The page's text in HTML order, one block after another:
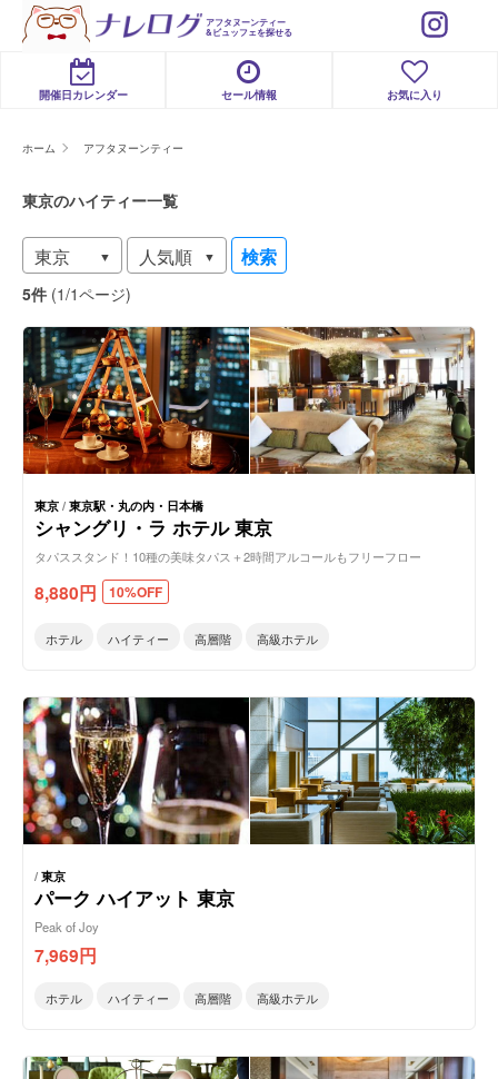
アフタヌーンティー
&ビュッフェを探せる
開催日カレンダー セール情報 お気に入り
ホーム アフタヌーンティー
東京のハイティー一覧
検索
5件 (1/1ページ)
東京/東京駅・丸の内・日本橋
シャングリ・ラ ホテル 東京
タパススタンド！10種の美味タパス＋2時間アルコールもフリーフロー
8,880円 10%OFF
ホテル ハイティー 高層階 高級ホテル
/東京
パーク ハイアット 東京
Peak of Joy
7,969円
ホテル ハイティー 高層階 高級ホテル